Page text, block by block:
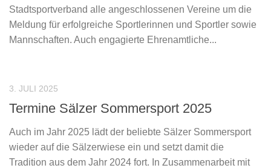
Stadtsportverband alle angeschlossenen Vereine um die
Meldung für erfolgreiche Sportlerinnen und Sportler sowie
Mannschaften. Auch engagierte Ehrenamtliche...
3. JULI 2025
Termine Sälzer Sommersport 2025
Auch im Jahr 2025 lädt der beliebte Sälzer Sommersport
wieder auf die Sälzerwiese ein und setzt damit die
Tradition aus dem Jahr 2024 fort. In Zusammenarbeit mit